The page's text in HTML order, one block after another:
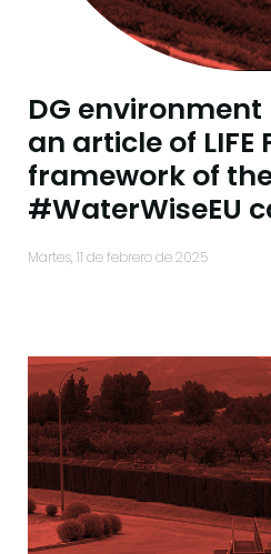
DG
an article of LIFE
framework of
#WaterWiseEU
martes, 11 de febrero de 2025